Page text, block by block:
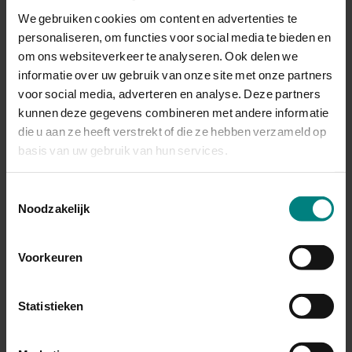
We gebruiken cookies om content en advertenties te
personaliseren, om functies voor social media te bieden en
om ons websiteverkeer te analyseren. Ook delen we
informatie over uw gebruik van onze site met onze partners
voor social media, adverteren en analyse. Deze partners
kunnen deze gegevens combineren met andere informatie
die u aan ze heeft verstrekt of die ze hebben verzameld op
basis van uw gebruik van hun services.
Noodzakelijk
Voorkeuren
Statistieken
bruidegom
Geboorteplaats
bruidegom
Venlo
Leeftijd bruidegom 27
Beroep bruidegom
Familienaam bruid
Voornamen bruid
Hubertina Wilhelmina
Geboorteplaats bruid